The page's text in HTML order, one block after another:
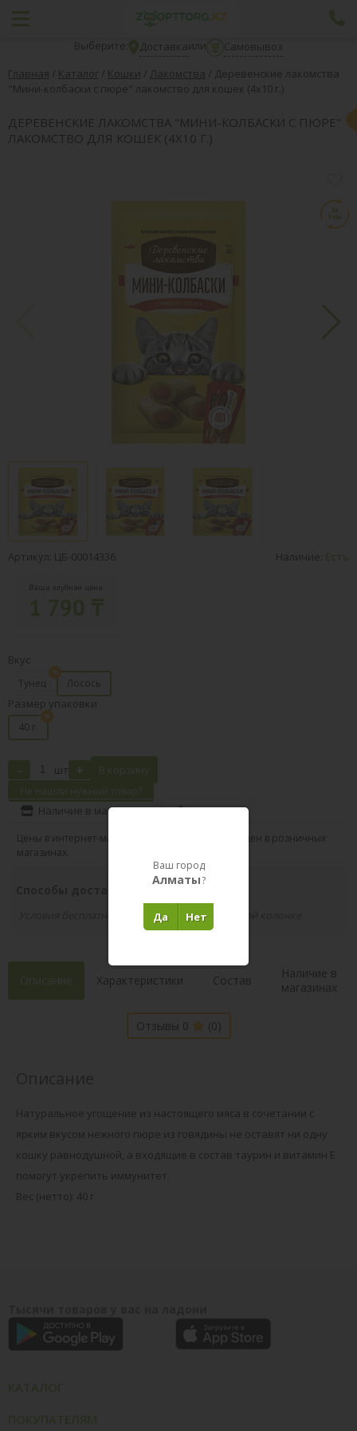
Выберите: Доставкаили
Самовывоз
Главная / Каталог / Кошки / Лакомства / Деревенские лакомства
"Мини-колбаски с пюре" лакомство для кошек (4х10 г.)
ДЕРЕВЕНСКИЕ ЛАКОМСТВА "МИНИ-КОЛБАСКИ С ПЮРЕ"
ЛАКОМСТВО ДЛЯ КОШЕК (4Х10 Г.)
Артикул: ЦБ-00014336 Наличие: Есть
Ваша клубная цена:
Вкус
Тунец Лосось
Размер упаковки
40 г.
- шт + В корзину
Не нашли нужный товар?
Наличие в магазинах Поделиться
Цены в интернет-магазине могут отличаться от цен в розничных
магазинах.
Условия бесплатной доставки указаны в правой колонке
Описание Характеристики Состав
Наличие в
магазинах
Отзывы 0 (0)
Натуральное угощение из настоящего мяса в сочетании с
ярким вкусом нежного пюре из говядины не оставят ни одну
кошку равнодушной, а входящие в состав таурин и витамин Е
помогут укрепить иммунитет.
Вес (нетто): 40 г
Ваш город
Алматы?
Нет
Да